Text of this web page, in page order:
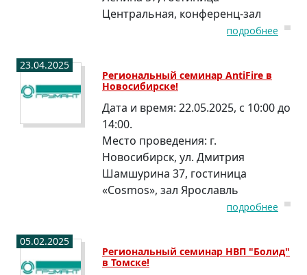
Центральная, конференц-зал
подробнее
23.04.2025
Региональный семинар AntiFire в
Новосибирске!
Дата и время: 22.05.2025, с 10:00 до
14:00.
Место проведения: г.
Новосибирск, ул. Дмитрия
Шамшурина 37, гостиница
«Cosmos», зал Ярославль
подробнее
05.02.2025
Региональный семинар НВП "Болид"
в Томске!